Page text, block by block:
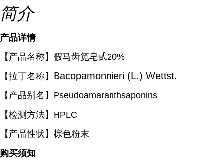
简介
产品详情
【产品名称】假马齿笕皂甙20%
【拉丁名称】 Bacopamonnieri (L.) Wettst.
【产品别名】Pseudoamaranthsaponins
【检测方法】 HPLC
【产品性状】棕色粉末
购买须知